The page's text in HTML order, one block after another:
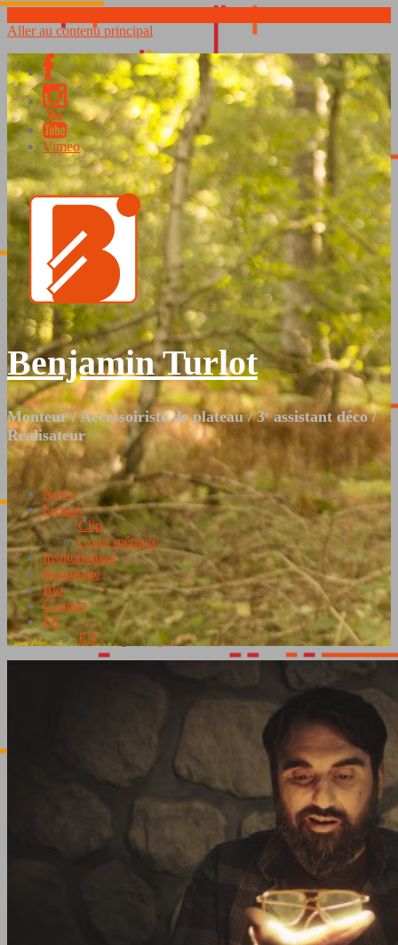
Aller au contenu principal
Vimeo
Benjamin Turlot
Monteur / Accessoiriste de plateau / 3ᵉ assistant déco /
Réalisateur
News
Fiction
Clip
Court métrage
Institutionnel
Reportage
Bio
Contact
FR
EN